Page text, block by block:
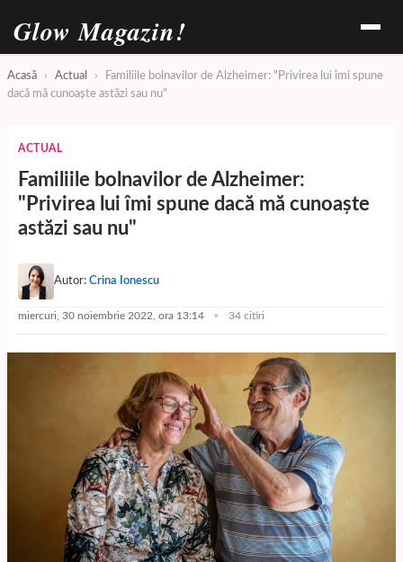
Glow Magazin!
Acasă › Actual ›
Familiile bolnavilor de Alzheimer: "Privirea lui îmi spune
dacă mă cunoaște astăzi sau nu"
ACTUAL
Familiile bolnavilor de Alzheimer:
"Privirea lui îmi spune dacă mă cunoaște
astăzi sau nu"
Autor: Crina Ionescu
miercuri, 30 noiembrie 2022, ora 13:14 34 citiri